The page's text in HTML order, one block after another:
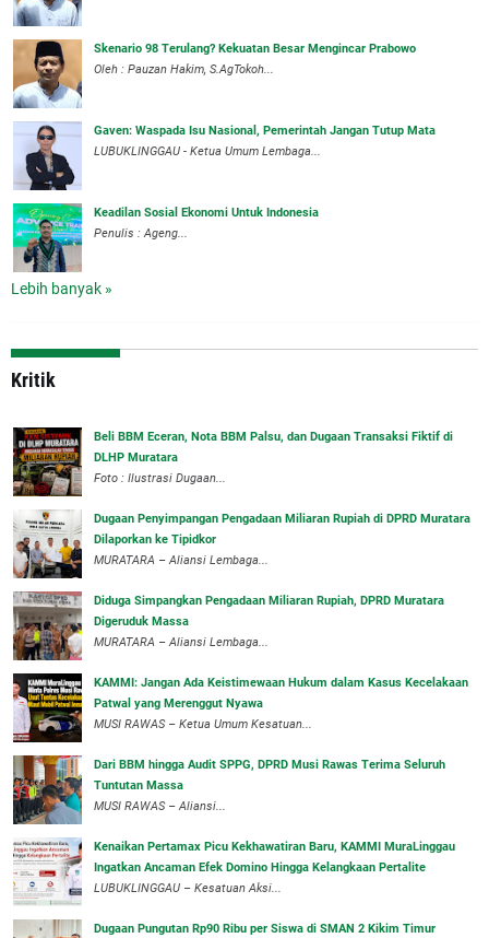
Skenario 98 Terulang? Kekuatan Besar Mengincar Prabowo
Oleh : Pauzan Hakim, S.AgTokoh...
Gaven: Waspada Isu Nasional, Pemerintah Jangan Tutup Mata
LUBUKLINGGAU - Ketua Umum Lembaga...
Keadilan Sosial Ekonomi Untuk Indonesia
Penulis : Ageng...
Lebih banyak »
Kritik
‎Beli BBM Eceran, Nota BBM Palsu, dan Dugaan Transaksi Fiktif di
DLHP Muratara
Foto : Ilustrasi Dugaan...
‎Dugaan Penyimpangan Pengadaan Miliaran Rupiah di DPRD Muratara
Dilaporkan ke Tipidkor
‎MURATARA – Aliansi Lembaga...
Diduga Simpangkan Pengadaan Miliaran Rupiah, DPRD Muratara
Digeruduk Massa
‎MURATARA – Aliansi Lembaga...
‎KAMMI: Jangan Ada Keistimewaan Hukum dalam Kasus Kecelakaan
Patwal yang Merenggut Nyawa
‎MUSI RAWAS – Ketua Umum Kesatuan...
Dari BBM hingga Audit SPPG, DPRD Musi Rawas Terima Seluruh
Tuntutan Massa
MUSI RAWAS – Aliansi...
‎Kenaikan Pertamax Picu Kekhawatiran Baru, KAMMI MuraLinggau
Ingatkan Ancaman Efek Domino Hingga Kelangkaan Pertalite
‎LUBUKLINGGAU – Kesatuan Aksi...
Dugaan Pungutan Rp90 Ribu per Siswa di SMAN 2 Kikim Timur